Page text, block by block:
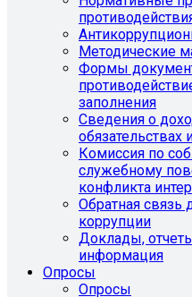
Методические
Формы
заполнения
Сведения о
обязательствах
Комиссия по
служебному
конфликта
Обратная связь
коррупции
Доклады,
информация
Опросы
Опросы